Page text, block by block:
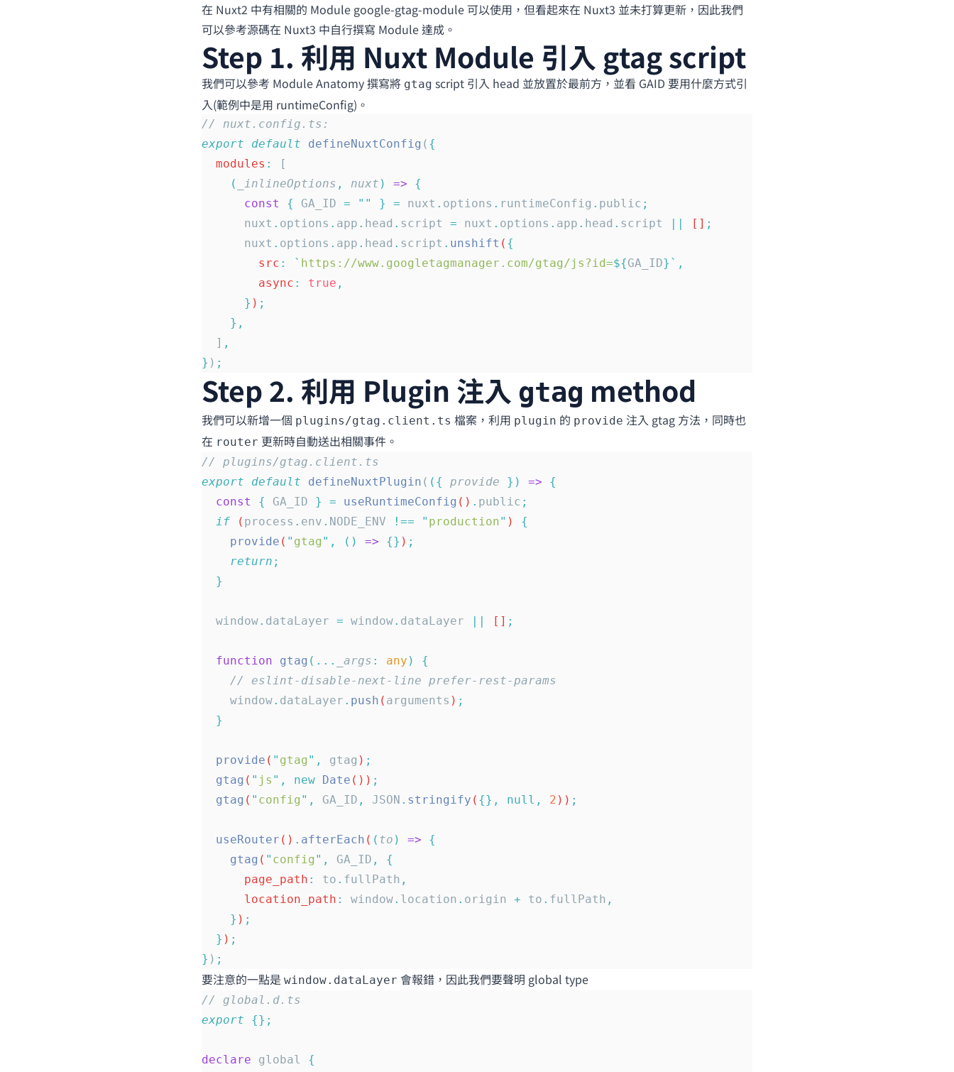
在 Nuxt2 中有相關的 Module google-gtag-module 可以使用，但看起來在 Nuxt3 並未打算更新，因此我們
可以參考源碼在 Nuxt3 中自行撰寫 Module 達成。
Step 1. 利用 Nuxt Module 引入 gtag script
我們可以參考 Module Anatomy撰寫將 gtag script 引入 head 並放置於最前方，並看 GAID 要用什麼方式引
入(範例中是用 runtimeConfig)。
// nuxt.config.ts:
export default defineNuxtConfig ( {
  modules
:
[
    (
_inlineOptions , nuxt ) => {
      const
{ GA_ID = "" } = nuxt . options . runtimeConfig . public ;
      nuxt
. options . app . head . script = nuxt . options . app . head . script || [] ;
      nuxt
. options . app . head . script . unshift ( {
        src
: ` https://www.googletagmanager.com/gtag/js?id=${GA_ID}` ,
        async
: true ,
      }
) ;
    },
  ]
,
} ) ;
Step 2. 利用 Plugin 注入 gtag method
我們可以新增一個 plugins/gtag.client.ts 檔案，利用 plugin 的 provide 注入 gtag 方法，同時也
在 router 更新時自動送出相關事件。
// plugins/gtag.client.ts
export default defineNuxtPlugin ( ({ provide }) => {
  const
{ GA_ID } = useRuntimeConfig () . public ;
  if
( process . env . NODE_ENV !== " production" ) {
    provide
( " gtag" , () => {} ) ;
    return
;
  }
  window
. dataLayer = window. dataLayer || [] ;
  function
gtag (... _args : any )
{
    // eslint-disable-next-line prefer-rest-params
    window
. dataLayer . push ( arguments ) ;
  }
  provide
( " gtag" , gtag ) ;
  gtag
( " js " , new Date ()) ;
  gtag
( " config" , GA_ID , JSON . stringify ( {}, null, 2 )) ;
  useRouter
() . afterEach ( ( to ) => {
    gtag
( " config" , GA_ID ,
{
      page_path
: to . fullPath ,
      location_path
: window. location . origin + to . fullPath ,
    }
) ;
  }
) ;
} ) ;
要注意的一點是 window.dataLayer 會報錯，因此我們要聲明 global type
// global.d.ts
export {};
declare global {